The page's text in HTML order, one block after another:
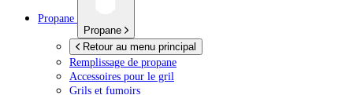
Propane
Propane
Retour au menu principal
Remplissage de propane
Accessoires pour le gril
Grils et fumoirs